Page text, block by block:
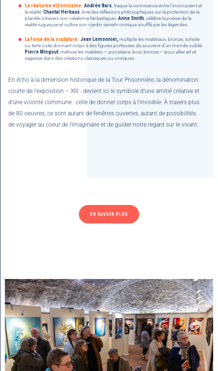
Le réalisme et l’onirisme:Andrée Bars, traque la connivence entre l’inconscient et
la réalité.Chantal Herbaux, livre des réflexions philosophiques sur la protection de la
planète à travers son «réalisme fantastique».Anne Smith, célèbre la poésie de la
réalité rugueuse et cultive son «jardin secret» onirique soufflé par les légendes.
La force de la sculpture:Jean Lemonnier, multiplie les matériaux, bronze, schiste
ou terre cuite donnant corps à des figures porteuses de souvenir d’un monde oublié.
Pierre Mingout, métisse les matières — porcelaine, bois, bronze — pour allier art et
sagesse dans des créations classiques ou oniriques.
En écho à la dimension historique de la Tour Prisonnière, la dénomination
courte de l’exposition – XIII - devient ici le symbole d’une amitié créative et
d’une volonté commune : celle de donner corps à l’invisible. À travers plus
de 80 oeuvres, ce sont autant de fenêtres ouvertes, autant de possibilités
de voyager au coeur de l’imaginaire et de guider notre regard sur le vivant.
EN SAVOIR PLUS